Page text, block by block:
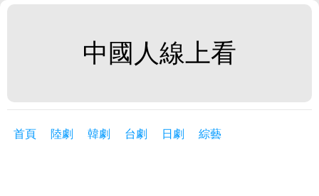
中國人線上看
首頁 陸劇 韓劇 台劇 日劇 綜藝